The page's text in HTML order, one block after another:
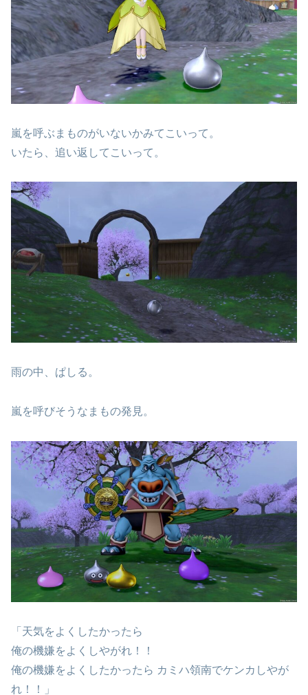
嵐を呼ぶまものがいないかみてこいって。
いたら、追い返してこいって。
雨の中、ぱしる。
嵐を呼びそうなまもの発見。
「天気をよくしたかったら
俺の機嫌をよくしやがれ！！
俺の機嫌をよくしたかったら カミハ領南でケンカしやが
れ！！」